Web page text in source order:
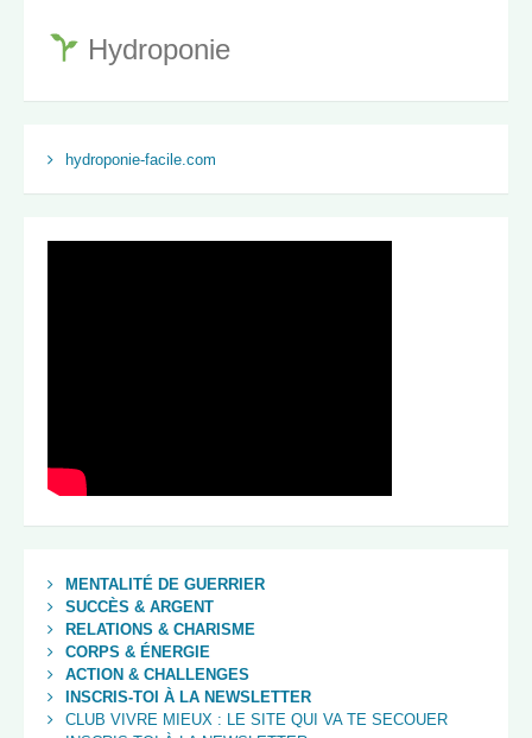
Hydroponie
hydroponie-facile.com
MENTALITÉ DE GUERRIER
SUCCÈS & ARGENT
RELATIONS & CHARISME
CORPS & ÉNERGIE
ACTION & CHALLENGES
INSCRIS-TOI À LA NEWSLETTER
CLUB VIVRE MIEUX : LE SITE QUI VA TE SECOUER